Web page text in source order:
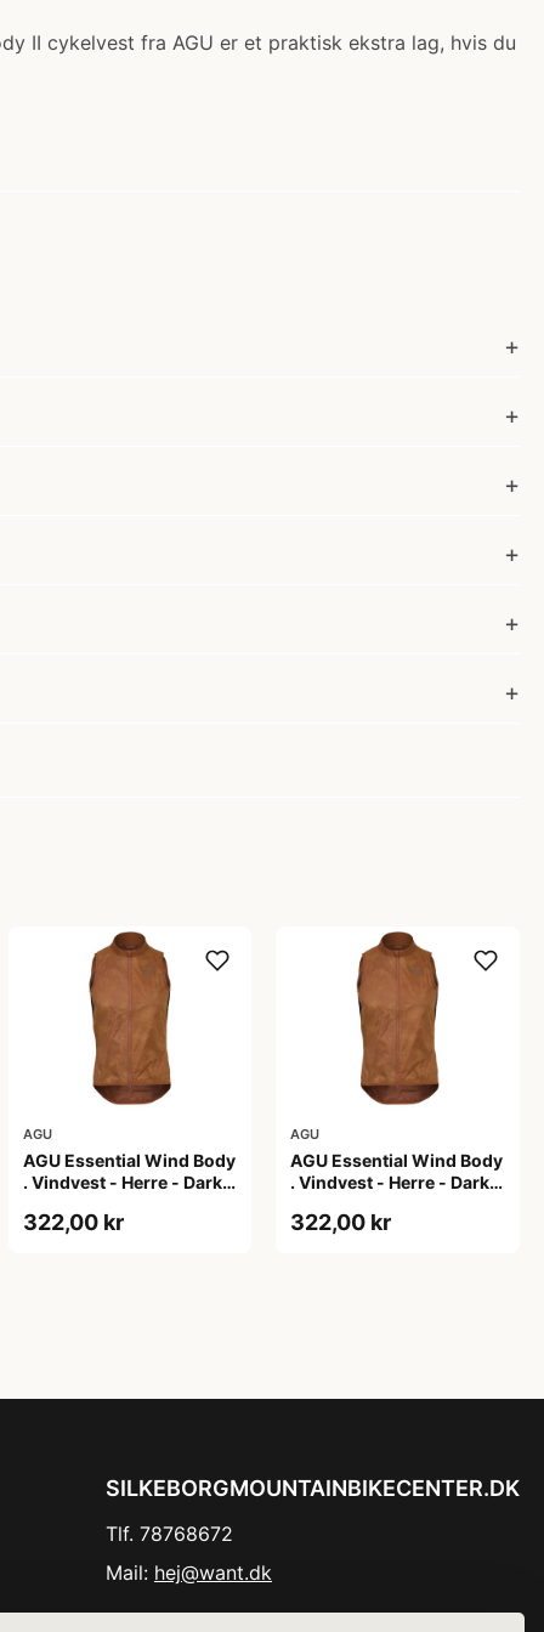
II cykelvest fra AGU er et praktisk ekstra lag, hvis du
AGU
AGU Essential Wind Body
. Vindvest - Herre - Dark
322,00 kr
AGU
AGU Essential Wind Body
. Vindvest - Herre - Dark
322,00 kr
SILKEBORGMOUNTAINBIKECENTER.DK
Tlf. 78768672
Mail: hej@want.dk